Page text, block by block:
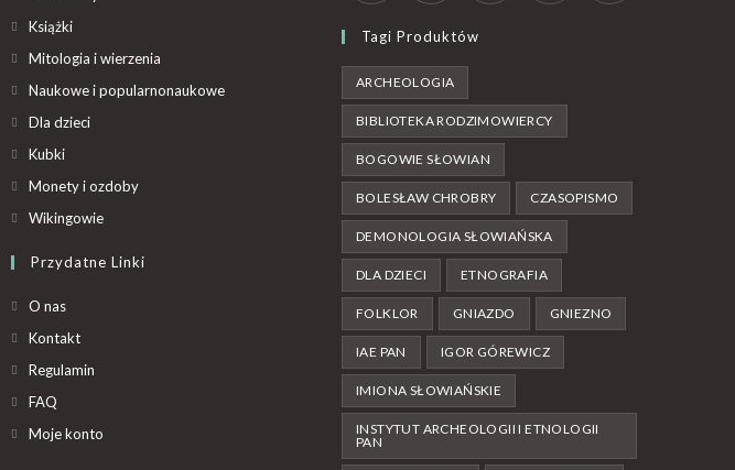
Książki
Mitologia i wierzenia
Naukowe i popularnonaukowe
Dla dzieci
Kubki
Monety i ozdoby
Wikingowie
Przydatne Linki
O nas
Kontakt
Regulamin
FAQ
Moje konto
Tagi Produktów
ARCHEOLOGIA
BIBLIOTEKA RODZIMOWIERCY
BOGOWIE SŁOWIAN
BOLESŁAW CHROBRY CZASOPISMO
DEMONOLOGIA SŁOWIAŃSKA
DLA DZIECI ETNOGRAFIA
FOLKLOR GNIAZDO GNIEZNO
IAE PAN IGOR GÓREWICZ
IMIONA SŁOWIAŃSKIE
INSTYTUT ARCHEOLOGII I ETNOLOGII
PAN